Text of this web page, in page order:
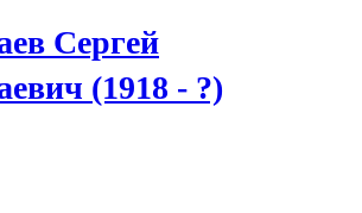
Сергей
(1918 - ?)